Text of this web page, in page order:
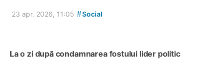
23 apr. 2026, 11:05 #Social
La o zi după condamnarea fostului lider politic